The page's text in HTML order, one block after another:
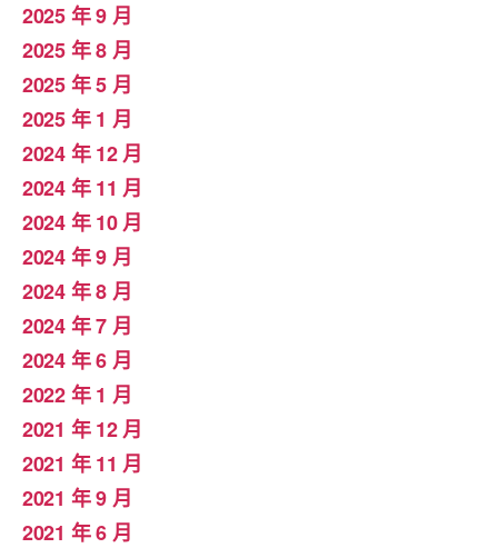
2025 年 9 月
2025 年 8 月
2025 年 5 月
2025 年 1 月
2024 年 12 月
2024 年 11 月
2024 年 10 月
2024 年 9 月
2024 年 8 月
2024 年 7 月
2024 年 6 月
2022 年 1 月
2021 年 12 月
2021 年 11 月
2021 年 9 月
2021 年 6 月